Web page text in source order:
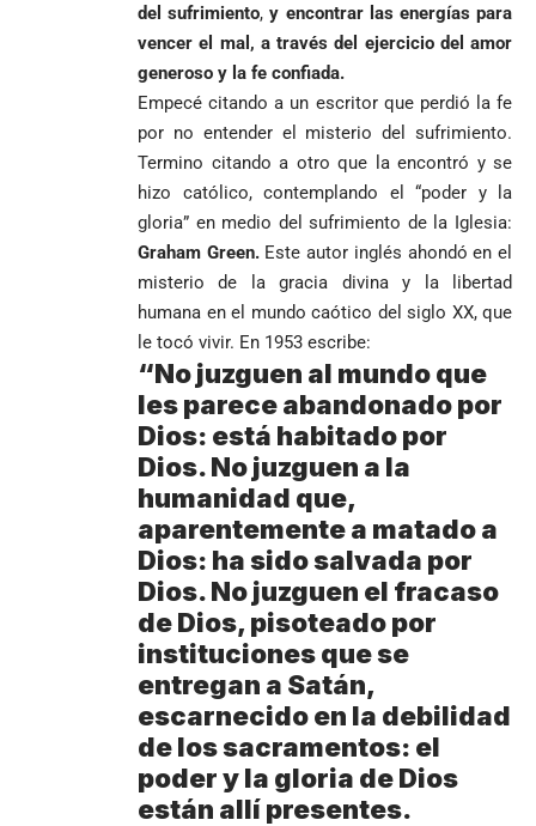
del sufrimiento,y encontrar las energías para
vencer el mal, a través del ejercicio del amor
generoso y la fe confiada.
Empecé citando a un escritor que perdió la fe
por no entender el misterio del sufrimiento.
Termino citando a otro que la encontró y se
hizo católico, contemplando el “poder y la
gloria” en medio del sufrimiento de la Iglesia:
Graham Green. Este autor inglés ahondó en el
misterio de la gracia divina y la libertad
humana en el mundo caótico del siglo XX, que
le tocó vivir. En 1953 escribe:
“No juzguen al mundo que
les parece abandonado por
Dios: está habitado por
Dios. No juzguen a la
humanidad que,
aparentemente a matado a
Dios: ha sido salvada por
Dios. No juzguen el fracaso
de Dios, pisoteado por
instituciones que se
entregan a Satán,
escarnecido en la debilidad
de los sacramentos: el
poder y la gloria de Dios
están allí presentes.